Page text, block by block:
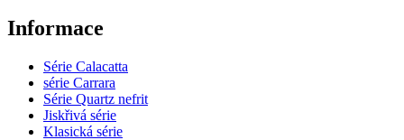
Informace
Série Calacatta
série Carrara
Série Quartz nefrit
Jiskřivá série
Klasická série